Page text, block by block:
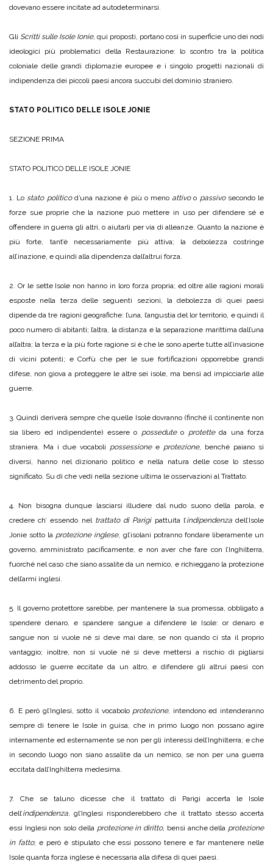
dovevano essere incitate ad autodeterminarsi.
Gli Scritti sulle Isole Ionie, qui proposti, portano così in superficie uno dei nodi
ideologici più problematici della Restaurazione: lo scontro tra la politica
coloniale delle grandi diplomazie europee e i singolo progetti nazionali di
indipendenza dei piccoli paesi ancora succubi del dominio straniero.
STATO POLITICO DELLE ISOLE JONIE
SEZIONE PRIMA
STATO POLITICO DELLE ISOLE JONIE
1. Lo stato politicod’una nazione è più o menoattivoo passivosecondo le
forze sue proprie che la nazione può mettere in uso per difendere sé e
offendere in guerra gli altri, o aiutarli per via di alleanze. Quanto la nazione è
più forte, tant’è necessariamente più attiva; la debolezza costringe
all’inazione, e quindi alla dipendenza dall’altrui forza.
2. Or le sette Isole non hanno in loro forza propria; ed oltre alle ragioni morali
esposte nella terza delle seguenti sezioni, la debolezza di quei paesi
dipende da tre ragioni geografiche: l’una, l’angustia del lor territorio, e quindi il
poco numero di abitanti; l’altra, la distanza e la separazione marittima dall’una
all’altra; la terza e la più forte ragione si è che le sono aperte tutte all’invasione
di vicini potenti; e Corfù che per le sue fortificazioni opporrebbe grandi
difese, non giova a proteggere le altre sei isole, ma bensì ad impicciarle alle
guerre.
3. Quindi deriverà sempre che quelle Isole dovranno (finché il continente non
sia libero ed indipendente) essere o posseduteo protetteda una forza
straniera. Ma i due vocaboli possessionee protezione, benché paiano sì
diversi, hanno nel dizionario politico e nella natura delle cose lo stesso
significato. Su di che vedi nella sezione ultima le osservazioni al Trattato.
4. Non bisogna dunque lasciarsi illudere dal nudo suono della parola, e
credere ch’ essendo nel trattato di Parigi pattuita l’indipendenzadell’Isole
Jonie sotto la protezione inglese, gl’isolani potranno fondare liberamente un
governo, amministrato pacificamente, e non aver che fare con l’Inghilterra,
fuorché nel caso che siano assalite da un nemico, e richieggano la protezione
dell’armi inglesi.
5. Il governo protettore sarebbe, per mantenere la sua promessa, obbligato a
spendere denaro, e spandere sangue a difendere le Isole: or denaro e
sangue non si vuole né si deve mai dare, se non quando ci sta il proprio
vantaggio; inoltre, non si vuole né si deve mettersi a rischio di pigliarsi
addosso le guerre eccitate da un altro, e difendere gli altrui paesi con
detrimento del proprio.
6. E però gl’Inglesi, sotto il vocabolo protezione, intendono ed intenderanno
sempre di tenere le Isole in guisa, che in primo luogo non possano agire
internamente ed esternamente se non per gli interessi dell’Inghilterra; e che
in secondo luogo non siano assalite da un nemico, se non per una guerra
eccitata dall’Inghilterra medesima.
7. Che se taluno dicesse che il trattato di Parigi accerta le Isole
dell’indipendenza, gl’Inglesi risponderebbero che il trattato stesso accerta
essi Inglesi non solo della protezione in diritto, bensì anche della protezione
in fatto; e però è stipulato che essi possono tenere e far mantenere nelle
Isole quanta forza inglese è necessaria alla difesa di quei paesi.